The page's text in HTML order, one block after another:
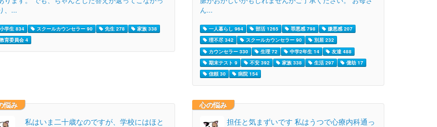
、...
学生 834 スクールカウンセラー 90 先生 278
家族 338
育委員会 4
ん...
一人暮らし 964 部活 1265 罪悪感 798
嫌悪感 207
理不尽 342
スクールカウンセラー 90
別居 232
カウンセラー 330
生理 72 中学2年生 14
友達 488
期末テスト 9
不安 392 家族 338 生活 297
億劫 17
信頼 30
病院 154
悩み
私はいま二十歳なのですが、学校にはほと
心の悩み
担任と気まずいです 私はうつで心療内科通っ